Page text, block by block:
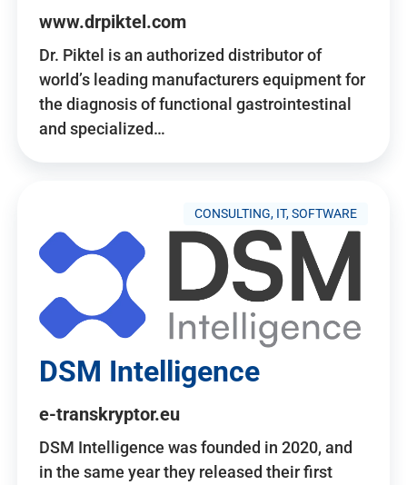
www.drpiktel.com
Dr. Piktel is an authorized distributor of
world’s leading manufacturers equipment for
the diagnosis of functional gastrointestinal
and specialized…
CONSULTING, IT, SOFTWARE
DSM Intelligence
e-transkryptor.eu
DSM Intelligence was founded in 2020, and
in the same year they released their first